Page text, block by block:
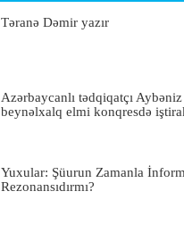
Təranə Dəmir yazır
Azərbaycanlı tədqiqatçı Aybəniz
beynəlxalq elmi konqresdə
Yuxular: Şüurun Zamanla
Rezonansıdırmı?